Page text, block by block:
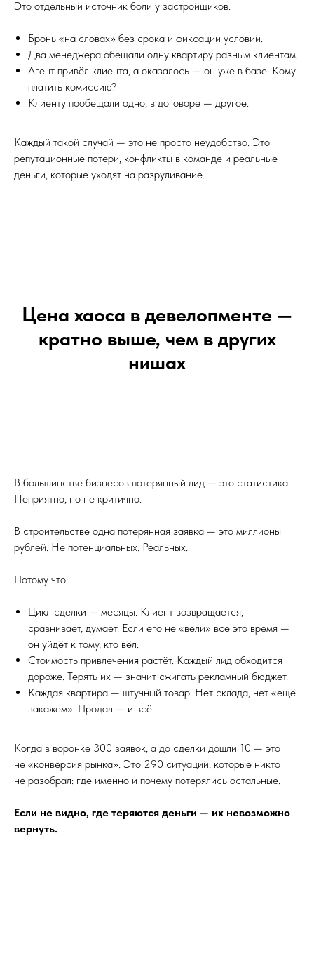
Это отдельный источник боли у застройщиков.
Бронь «на словах» без срока и фиксации условий.
Два менеджера обещали одну квартиру разным клиентам.
Агент привёл клиента, а оказалось — он уже в базе. Кому
платить комиссию?
Клиенту пообещали одно, в договоре — другое.
Каждый такой случай — это не просто неудобство. Это
репутационные потери, конфликты в команде и реальные
деньги, которые уходят на разруливание.
Цена хаоса в девелопменте —
кратно выше, чем в других
нишах
В большинстве бизнесов потерянный лид — это статистика.
Неприятно, но не критично.
В строительстве одна потерянная заявка — это миллионы
рублей. Не потенциальных. Реальных.
Потому что:
Цикл сделки — месяцы. Клиент возвращается,
сравнивает, думает. Если его не «вели» всё это время —
он уйдёт к тому, кто вёл.
Стоимость привлечения растёт. Каждый лид обходится
дороже. Терять их — значит сжигать рекламный бюджет.
Каждая квартира — штучный товар. Нет склада, нет «ещё
закажем». Продал — и всё.
Когда в воронке 300 заявок, а до сделки дошли 10 — это
не «конверсия рынка». Это 290 ситуаций, которые никто
не разобрал: где именно и почему потерялись остальные.
Если не видно, где теряются деньги — их невозможно
вернуть.